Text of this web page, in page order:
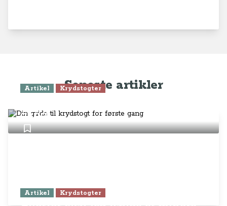
Seneste artikler
Artikel Krydstogter
gang
Artikel Krydstogter